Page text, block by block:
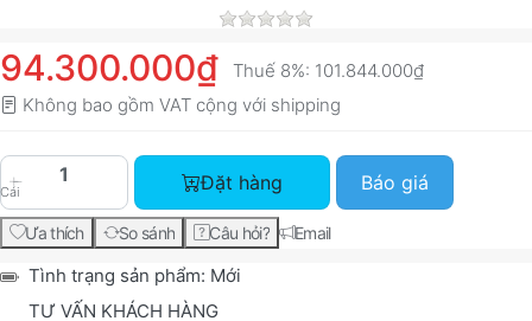
94.300.000₫ Thuế 8%: 101.844.000₫
Không bao gồm VAT cộng với shipping
Cái
Máy in kim Epson DFX-9000 Dot Matrix
Đặt hàng Báo giá
Ưa thích So sánh Câu hỏi? Email
Tình trạng sản phẩm: Mới
TƯ VẤN KHÁCH HÀNG